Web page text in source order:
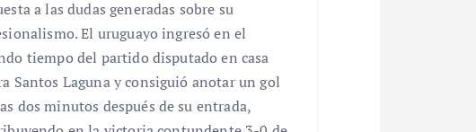
a las dudas generadas sobre su
El uruguayo ingresó en el
tiempo del partido disputado en casa
Santos Laguna y consiguió anotar un gol
dos minutos después de su entrada,